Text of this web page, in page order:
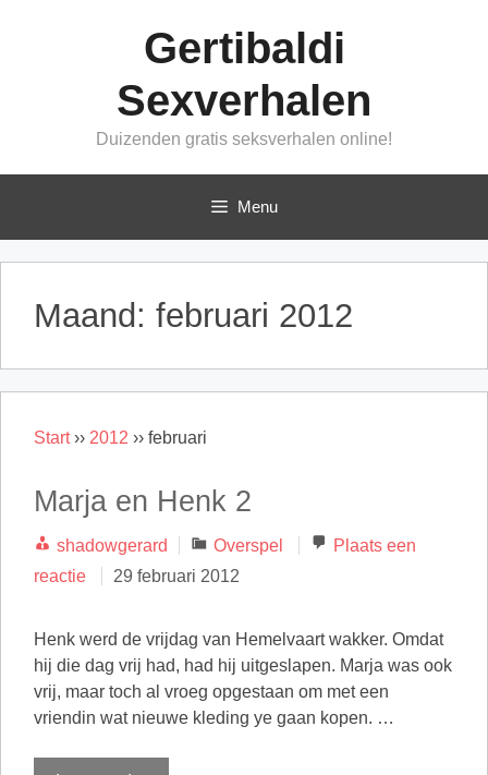
Gertibaldi
Sexverhalen
Duizenden gratis seksverhalen online!
Menu
Maand: februari 2012
Start›› 2012 ›› februari
Marja en Henk 2
shadowgerard Categorieën
Overspel
Plaats een
reactie
29 februari 2012
Henk werd de vrijdag van Hemelvaart wakker. Omdat
hij die dag vrij had, had hij uitgeslapen. Marja was ook
vrij, maar toch al vroeg opgestaan om met een
vriendin wat nieuwe kleding ye gaan kopen. …